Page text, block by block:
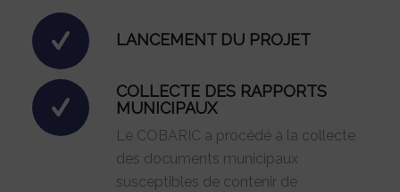
LANCEMENT DU PROJET
COLLECTE DES RAPPORTS
MUNICIPAUX
Le COBARIC a procédé à la collecte
des documents municipaux
susceptibles de contenir de